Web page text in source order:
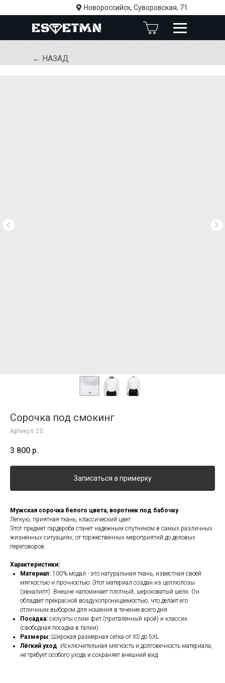
Новороссийск, Суворовская, 71
← НАЗАД
Сорочка под смокинг
Артикул: 20
3 800 р.
Записаться а примерку
Мужская сорочка белого цвета, воротник под бабочку
Легкую, приятная ткань, классический цвет.
Этот предмет гардероба станет надежным спутником в самых различных
жизненных ситуациях, от торжественных мероприятий до деловых
переговоров.
Характеристики:
Материал: 100% модал - это натуральная ткань, известная своей
мягкостью и прочностью. Этот материал создан из целлюлозы
(эвкалипт). Внешне напоминает плотный, шероховатый шёлк. Он
обладает прекрасной воздухопроницаемостью, что делает его
отличным выбором для ношения в течение всего дня.
Посадка: силуэты слим фит (приталенный крой) и классик
(свободная посадка в талии).
Размеры: Широкая размерная сетка от XS до 5XL.
Лёгкий уход: Исключительная мягкость и долговечность материала,
не требует особого ухода и сохраняет внешний вид.